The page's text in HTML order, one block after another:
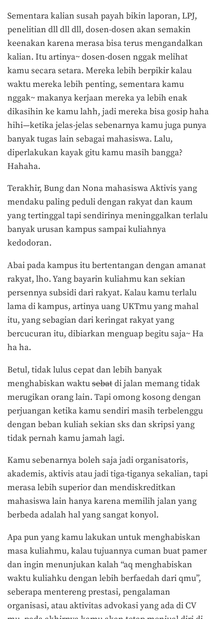
Sementara kalian susah payah bikin laporan, LPJ,
penelitian dll dll dll, dosen-dosen akan semakin
keenakan karena merasa bisa terus mengandalkan
kalian. Itu artinya~ dosen-dosen nggak melihat
kamu secara setara. Mereka lebih berpikir kalau
waktu mereka lebih penting, sementara kamu
nggak~ makanya kerjaan mereka ya lebih enak
dikasihin ke kamu lahh, jadi mereka bisa gosip haha
hihi—ketika jelas-jelas sebenarnya kamu juga punya
banyak tugas lain sebagai mahasiswa. Lalu,
diperlakukan kayak gitu kamu masih bangga?
Hahaha.
Terakhir, Bung dan Nona mahasiswa Aktivis yang
mendaku paling peduli dengan rakyat dan kaum
yang tertinggal tapi sendirinya meninggalkan terlalu
banyak urusan kampus sampai kuliahnya
kedodoran.
Abai pada kampus itu bertentangan dengan amanat
rakyat, lho. Yang bayarin kuliahmu kan sekian
persennya subsidi dari rakyat. Kalau kamu terlalu
lama di kampus, artinya uang UKTmu yang mahal
itu, yang sebagian dari keringat rakyat yang
bercucuran itu, dibiarkan menguap begitu saja~ Ha
ha ha.
Betul, tidak lulus cepat dan lebih banyak
menghabiskan waktusebatdi jalan memang tidak
merugikan orang lain. Tapi omong kosong dengan
perjuangan ketika kamu sendiri masih terbelenggu
dengan beban kuliah sekian sks dan skripsi yang
tidak pernah kamu jamah lagi.
Kamu sebenarnya boleh saja jadi organisatoris,
akademis, aktivis atau jadi tiga-tiganya sekalian, tapi
merasa lebih superior dan mendiskreditkan
mahasiswa lain hanya karena memilih jalan yang
berbeda adalah hal yang sangat konyol.
Apa pun yang kamu lakukan untuk menghabiskan
masa kuliahmu, kalau tujuannya cuman buat pamer
dan ingin menunjukan kalah “aq menghabiskan
waktu kuliahku dengan lebih berfaedah dari qmu”,
seberapa mentereng prestasi, pengalaman
organisasi, atau aktivitas advokasi yang ada di CV